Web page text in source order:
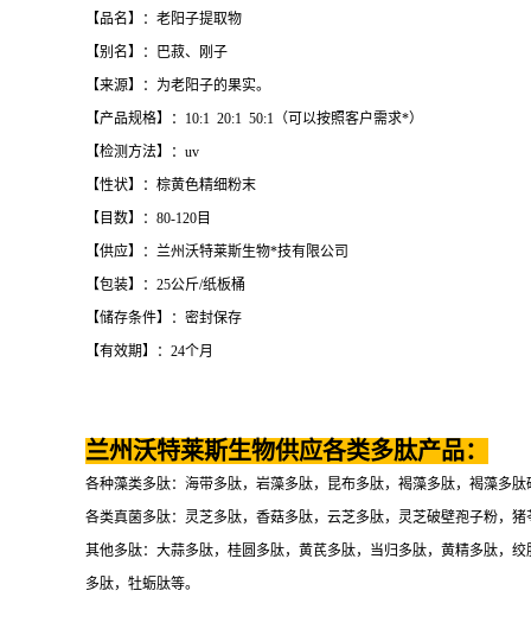
【品名】：老阳子提取物
【别名】：巴菽、刚子
【来源】：为老阳子的果实。
【产品规格】：10:1 20:1 50:1（可以按照客户需求*）
【检测方法】：uv
【性状】：棕黄色精细粉末
【目数】：80-120目
【供应】：兰州沃特莱斯生物*技有限公司
【包装】：25公斤/纸板桶
【储存条件】：密封保存
【有效期】：24个月
兰州沃特莱斯生物供应各类多肽产品：
各种藻类多肽：海带多肽，岩藻多肽，昆布多肽，褐藻多肽，褐藻多肽
各类真菌多肽：灵芝多肽，香菇多肽，云芝多肽，灵芝破壁孢子粉，
其他多肽：大蒜多肽，桂圆多肽，黄芪多肽，当归多肽，黄精多肽，
多肽，牡蛎肽等。